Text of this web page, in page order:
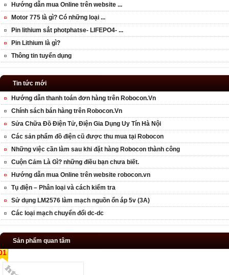
Hướng dẫn mua Online trên website ...
Motor 775 là gì? Có những loại ...
Pin lithium sắt photphatse- LIFEPO4- ...
Pin Lithium là gì?
Thông tin tuyển dụng
Tin tức mới
Hướng dẫn thanh toán đơn hàng trên Robocon.Vn
Chính sách bán hàng trên Robocon.Vn
Sửa Chữa Đồ Điện Tử, Điện Gia Dụng Uy Tín Hà Nội
Các sản phẩm đồ điện cũ được thu mua tại Robocon
Những việc cần làm sau khi đặt hàng Robocon thành công
Cuộn Cảm Là Gì? những điều bạn chưa biết.
Hướng dẫn mua Online trên website robocon.vn
Tụ điện – Phân loại và cách kiểm tra
Sử dụng LM2576 làm mạch nguồn ổn áp 5v (3A)
Các loại mạch chuyển đổi dc-dc
Sản phẩm quan tâm